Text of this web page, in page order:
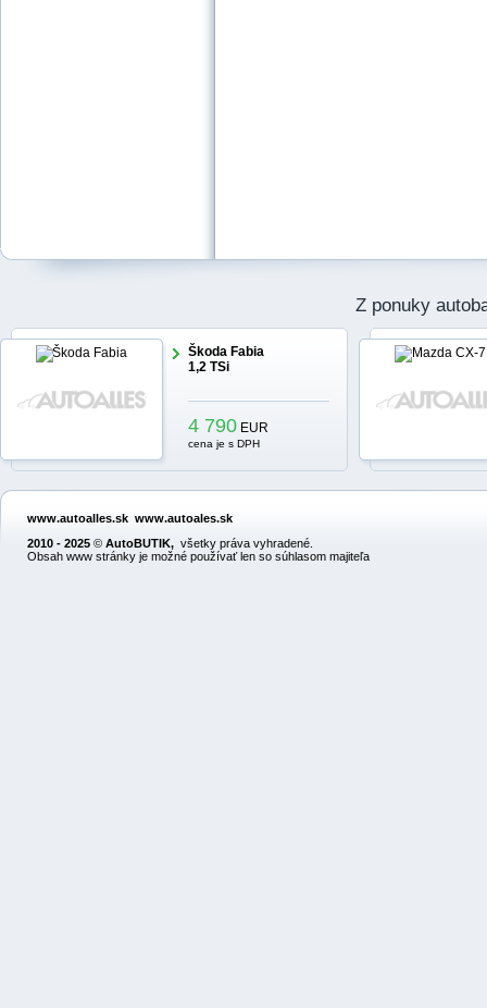
Z ponuky
Škoda Fabia
1,2 TSi
4 790 EUR
cena je s DPH
www.autoalles.sk www.autoales.sk
2010 - 2025 © AutoBUTIK, všetky práva vyhradené.
Obsah www stránky je možné používať len so súhlasom majiteľa